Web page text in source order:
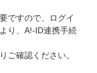
ですので、ログイ
り、A!-ID連携手続
ご確認ください。